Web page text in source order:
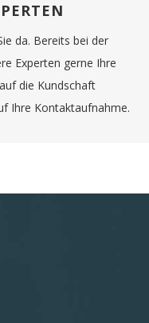
da. Bereits bei der
Experten gerne Ihre
die Kundschaft
Ihre Kontaktaufnahme.